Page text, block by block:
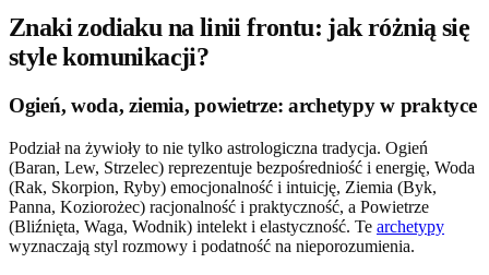
Znaki zodiaku na linii frontu: jak różnią się
style komunikacji?
Ogień, woda, ziemia, powietrze: archetypy w praktyce
Podział na żywioły to nie tylko astrologiczna tradycja. Ogień
(Baran, Lew, Strzelec) reprezentuje bezpośredniość i energię, Woda
(Rak, Skorpion, Ryby) emocjonalność i intuicję, Ziemia (Byk,
Panna, Koziorożec) racjonalność i praktyczność, a Powietrze
(Bliźnięta, Waga, Wodnik) intelekt i elastyczność. Te archetypy
wyznaczają styl rozmowy i podatność na nieporozumienia.